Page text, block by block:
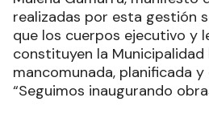
realizadas por esta gestión
que los cuerpos ejecutivo y
constituyen la
mancomunada, planificada y
“Seguimos inaugurando